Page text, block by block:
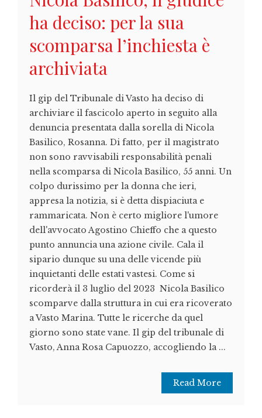
ha deciso: per la sua
scomparsa l’inchiesta è
archiviata
Il gip del Tribunale di Vasto ha deciso di
archiviare il fascicolo aperto in seguito alla
denuncia presentata dalla sorella di Nicola
Basilico, Rosanna. Di fatto, per il magistrato
non sono ravvisabili responsabilità penali
nella scomparsa di Nicola Basilico, 55 anni. Un
colpo durissimo per la donna che ieri,
appresa la notizia, si è detta dispiaciuta e
rammaricata. Non è certo migliore l'umore
dell'avvocato Agostino Chieffo che a questo
punto annuncia una azione civile. Cala il
sipario dunque su una delle vicende più
inquietanti delle estati vastesi. Come si
ricorderà il 3 luglio del 2023 Nicola Basilico
scomparve dalla struttura in cui era ricoverato
a Vasto Marina. Tutte le ricerche da quel
giorno sono state vane. Il gip del tribunale di
Vasto, Anna Rosa Capuozzo, accogliendo la ...
Read More